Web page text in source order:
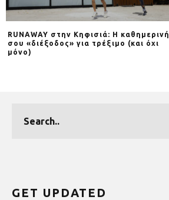
RUNAWAY στην Κηφισιά: Η καθημερινή
σου «διέξοδος» για τρέξιμο (και όχι
μόνο)
GET UPDATED